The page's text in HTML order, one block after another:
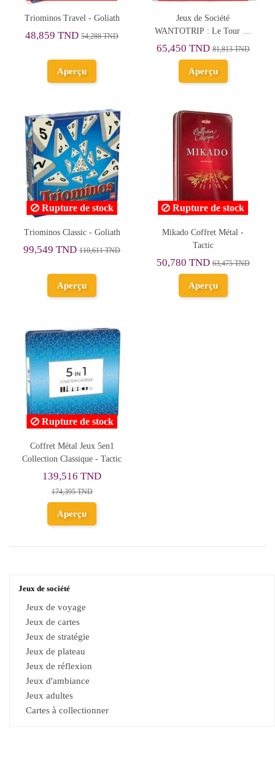
Triominos Travel - Goliath
48,859 TND54,288 TND
Aperçu
Jeux de Société
WANTOTRIP : Le Tour du
Monde
65,450 TND 81,813 TND
Aperçu
Rupture de stock
Triominos Classic - Goliath
99,549 TND110,611 TND
Aperçu
Rupture de stock
Mikado Coffret Métal -
Tactic
50,780 TND 63,475 TND
Aperçu
Rupture de stock
Coffret Métal Jeux 5en1
Collection Classique - Tactic
139,516 TND
174,395 TND
Aperçu
Jeux de société
Jeux de voyage
Jeux de cartes
Jeux de stratégie
Jeux de plateau
Jeux de réflexion
Jeux d'ambiance
Jeux adultes
Cartes à collectionner